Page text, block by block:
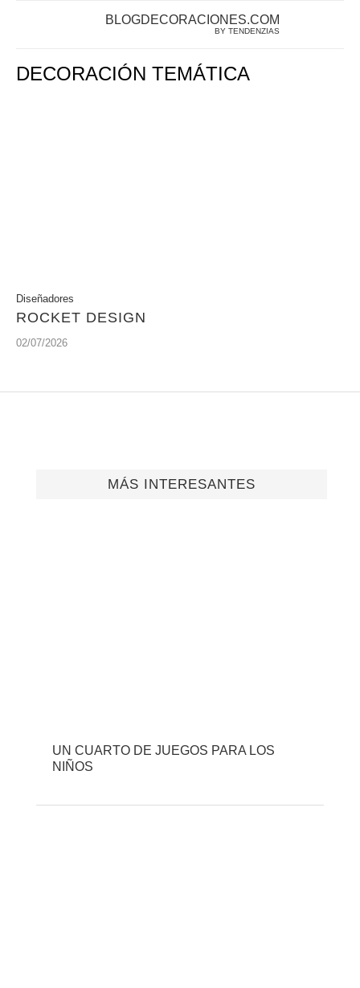
BLOGDECORACIONES.COM
BY TENDENZIAS
DECORACIÓN TEMÁTICA
Diseñadores
ROCKET DESIGN
02/07/2026
MÁS INTERESANTES
UN CUARTO DE JUEGOS PARA LOS
NIÑOS